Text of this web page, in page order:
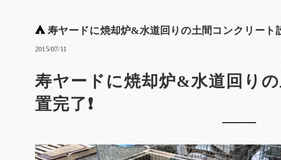
寿ヤードに焼却炉&水道回りの土間コンクリート
2015/07/11
寿ヤードに焼却炉&水道回り
置完了❗